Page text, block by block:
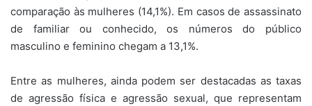
comparação às mulheres (14,1%). Em casos de assassinato
de familiar ou conhecido, os números do público
masculino e feminino chegam a 13,1%.
Entre as mulheres, ainda podem ser destacadas as taxas
de agressão física e agressão sexual, que representam